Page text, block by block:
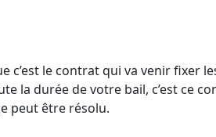
c’est le contrat qui va venir fixer
la durée de votre bail, c’est ce
peut être résolu.